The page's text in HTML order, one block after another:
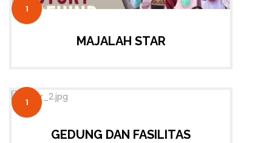
1
MAJALAH STAR
1
GEDUNG DAN FASILITAS